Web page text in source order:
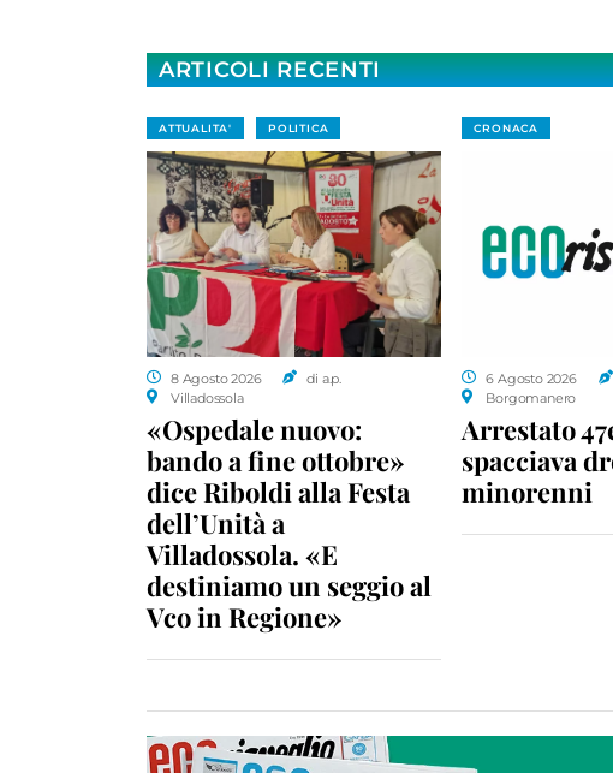
ARTICOLI RECENTI
ATTUALITA' POLITICA
8 Agosto 2026
di a.p.
Villadossola
«Ospedale nuovo:
bando a fine ottobre»
dice Riboldi alla Festa
dell’Unità a
Villadossola. «E
destiniamo un seggio al
Vco in Regione»
CRONACA
6 Agosto 2026
Borgomanero
Arrestato
spacciava
minorenni